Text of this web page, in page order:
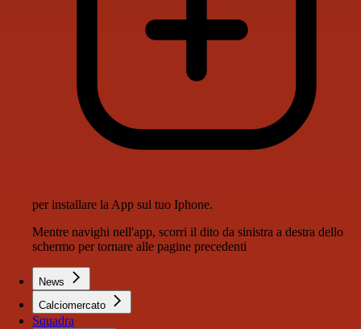
per installare la App sul tuo Iphone.
Mentre navighi nell'app, scorri il dito da sinistra a destra dello
schermo per tornare alle pagine precedenti
News
Calciomercato
Squadra